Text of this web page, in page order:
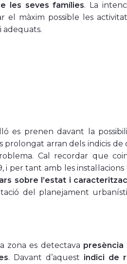
les seves famílies. La
màxim possible les
adequats.
es prenen davant la
arran dels indicis de
Cal recordar que
i per tant amb les
sobre l’estat i
del planejament
zona es detectava presència
. Davant d’aquest indici de